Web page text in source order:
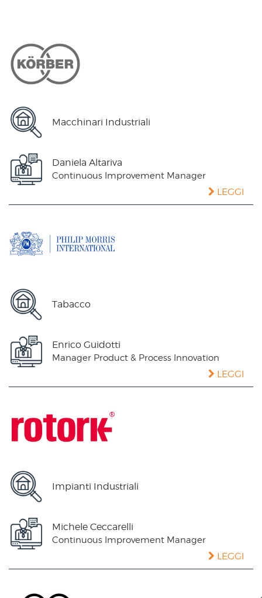
Macchinari Industriali
Daniela Altariva
Continuous Improvement Manager
LEGGI
Tabacco
Enrico Guidotti
Manager Product & Process Innovation
LEGGI
Impianti Industriali
Michele Ceccarelli
Continuous Improvement Manager
LEGGI